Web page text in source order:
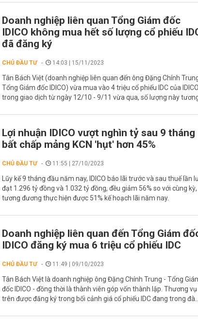
Doanh nghiệp liên quan Tổng Giám đốc
IDICO không mua hết số lượng cổ phiếu
đã đăng ký
CHỦ ĐẦU TƯ 14:03 | 15/11/2023
Tân Bách Việt (doanh nghiệp liên quan đến ông Đặng Chính
Tổng Giám đốc IDICO) vừa mua vào 4 triệu cổ phiếu IDC của IDICO
trong giao dịch từ ngày 12/10 - 9/11 vừa qua, số lượng này
Lợi nhuận IDICO vượt nghìn tỷ sau 9 tháng
bất chấp mảng KCN 'hụt' hơn 45%
CHỦ ĐẦU TƯ 11:55 | 27/10/2023
Lũy kế 9 tháng đầu năm nay, IDICO báo lãi trước và sau thuế lần
đạt 1.296 tỷ đồng và 1.032 tỷ đồng, đều giảm 56% so với cùng kỳ,
tương đương thực hiện được 51% kế hoạch lãi năm nay.
Doanh nghiệp liên quan đến Tổng Giám
IDICO đăng ký mua 6 triệu cổ phiếu IDC
CHỦ ĐẦU TƯ 11:49 | 09/10/2023
Tân Bách Việt là doanh nghiệp ông Đặng Chính Trung - Tổng
đốc IDICO - đồng thời là thành viên góp vốn thành lập. Thương vụ
trên được đăng ký trong bối cảnh giá cổ phiếu IDC đang trong đà...